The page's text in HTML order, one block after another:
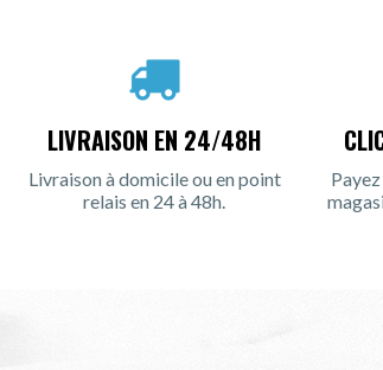
LIVRAISON EN 24/48H
Livraison à domicile ou en point
relais en 24 à 48h.